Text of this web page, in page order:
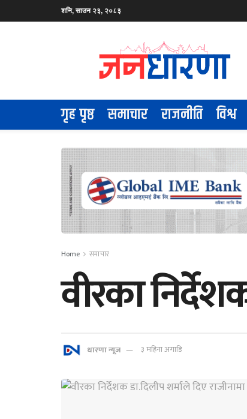
शनि, साउन २३, २०८३
गृह पृष्ठ समाचार राजनीति विश्व
Home समाचार
वीरका
धारणा न्यूज ३ महिना अगाडि